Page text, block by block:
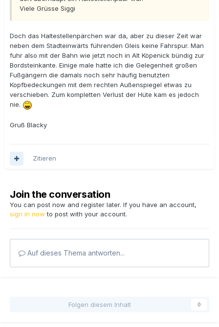
Viele Grüsse Siggi
Doch das Haltestellenpärchen war da, aber zu dieser Zeit war
neben dem Stadteinwärts führenden Gleis keine Fahrspur. Man
fuhr also mit der Bahn wie jetzt noch in Alt Köpenick bündig zur
Bordsteinkante. Einige male hatte ich die Gelegenheit großen
Fußgängern die damals noch sehr häufig benutzten
Kopfbedeckungen mit dem rechten Außenspiegel etwas zu
verschieben. Zum kompletten Verlust der Hüte kam es jedoch
nie.
Gruß Blacky
Zitieren
Join the conversation
You can post now and register later. If you have an account,
sign in now to post with your account.
Auf dieses Thema antworten...
Folgen diesem Inhalt 0